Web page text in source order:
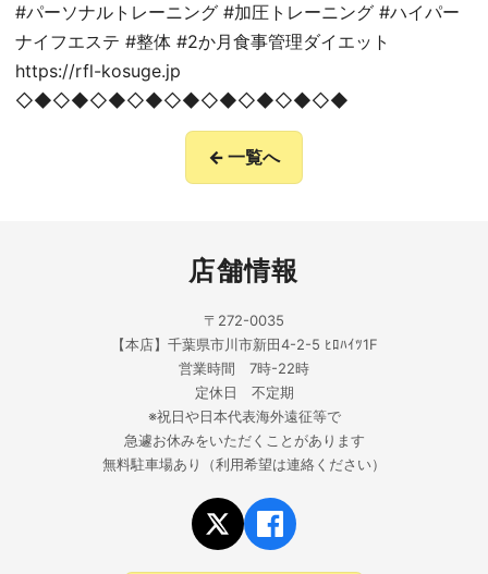
#パーソナルトレーニング #加圧トレーニング #ハイパー
ナイフエステ #整体 #2か月食事管理ダイエット
https://rfl-kosuge.jp
◇◆◇◆◇◆◇◆◇◆◇◆◇◆◇◆◇◆
← 一覧へ
店舗情報
〒272-0035
【本店】千葉県市川市新田4-2-5 ﾋﾛﾊｲﾂ1F
営業時間 7時-22時
定休日 不定期
※祝日や日本代表海外遠征等で
急遽お休みをいただくことがあります
無料駐車場あり（利用希望は連絡ください）